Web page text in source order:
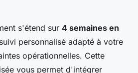
s'étend sur 4 semaines en
personnalisé adapté à votre
opérationnelles. Cette
vous permet d'intégrer